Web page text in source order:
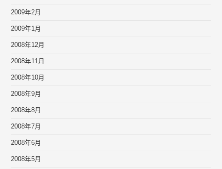
2009年2月
2009年1月
2008年12月
2008年11月
2008年10月
2008年9月
2008年8月
2008年7月
2008年6月
2008年5月